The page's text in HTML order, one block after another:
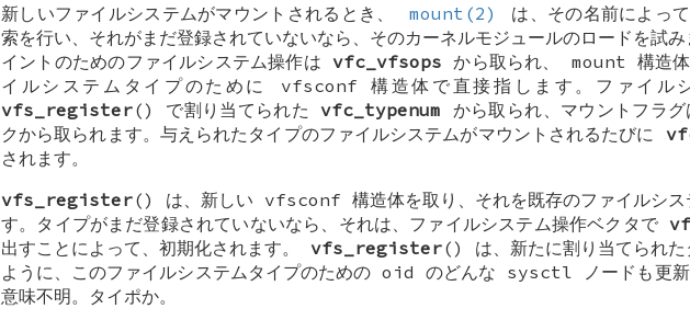
新しいファイルシステムがマウントされるとき、 mount(2) は、その名前によって
索を行い、それがまだ登録されていないなら、そのカーネルモジュールのロードを試
イントのためのファイルシステム操作はvfc_vfsops から取られ、 mount 構造
イルシステムタイプのために vfsconf 構造体で直接指します。ファイル
vfs_register() で割り当てられたvfc_typenum から取られ、マウントフラグ
クから取られます。与えられたタイプのファイルシステムがマウントされるたびに
されます。
vfs_register() は、新しい vfsconf 構造体を取り、それを既存のファイルシ
す。タイプがまだ登録されていないなら、それは、ファイルシステム操作ベクタで
出すことによって、初期化されます。 vfs_register() は、新たに割り当てられた
ように、このファイルシステムタイプのための oid のどんな sysctl ノードも更
意味不明。タイポか。